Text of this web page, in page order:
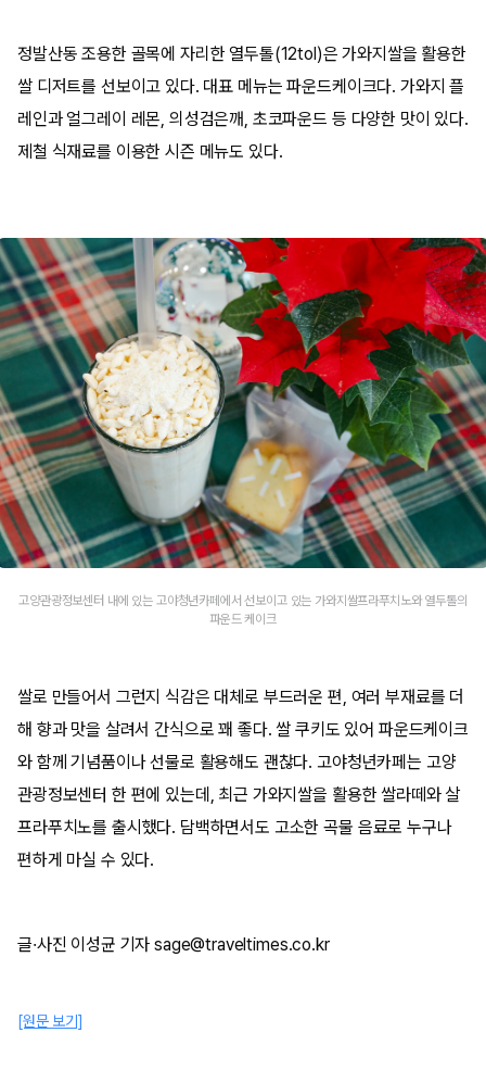
정발산동 조용한 골목에 자리한 열두톨(12tol)은 가와지쌀을 활용한
쌀 디저트를 선보이고 있다. 대표 메뉴는 파운드케이크다. 가와지 플
레인과 얼그레이 레몬, 의성검은깨, 초코파운드 등 다양한 맛이 있다.
제철 식재료를 이용한 시즌 메뉴도 있다.
고양관광정보센터 내에 있는 고야청년카페에서 선보이고 있는 가와지쌀프라푸치노와 열두톨의
파운드 케이크
쌀로 만들어서 그런지 식감은 대체로 부드러운 편, 여러 부재료를 더
해 향과 맛을 살려서 간식으로 꽤 좋다. 쌀 쿠키도 있어 파운드케이크
와 함께 기념품이나 선물로 활용해도 괜찮다. 고야청년카페는 고양
관광정보센터 한 편에 있는데, 최근 가와지쌀을 활용한 쌀라떼와 살
프라푸치노를 출시했다. 담백하면서도 고소한 곡물 음료로 누구나
편하게 마실 수 있다.
글·사진 이성균 기자 sage@traveltimes.co.kr
[원문 보기]